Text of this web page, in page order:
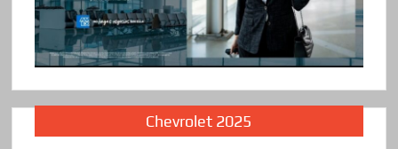
Chevrolet 2025